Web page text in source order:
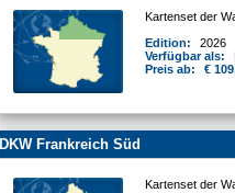
Kartenset der
Edition:
2026
Verfügbar als:
Preis ab:
€
DKW Frankreich Süd
Kartenset der